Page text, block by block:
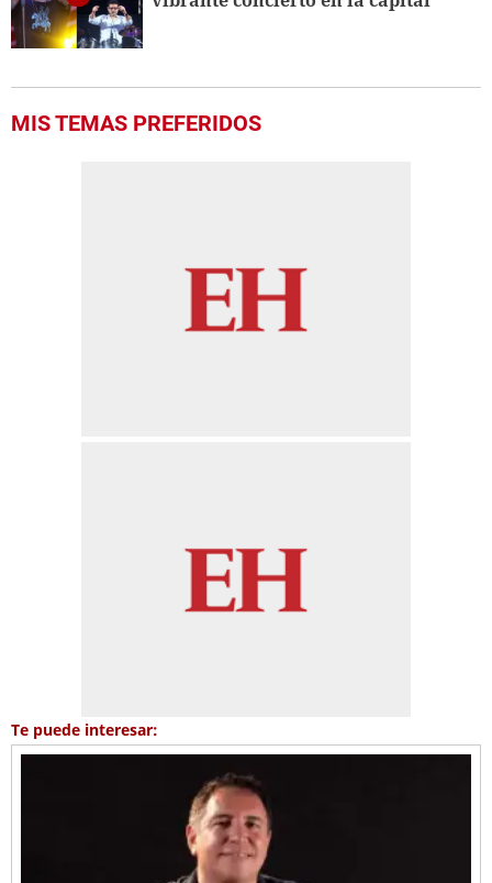
MIS TEMAS PREFERIDOS
Te puede interesar: